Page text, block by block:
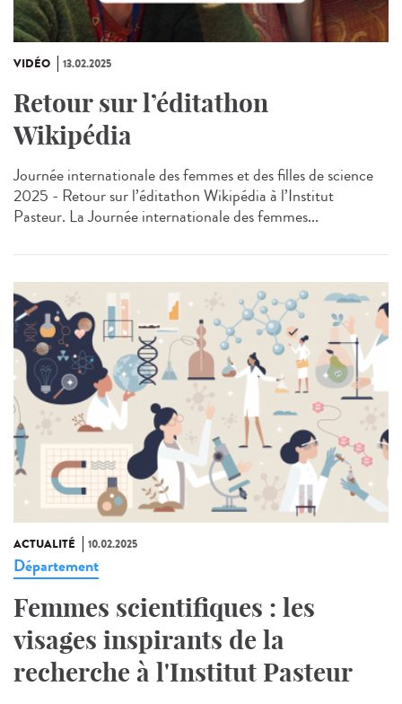
VIDÉO 13.02.2025
Retour sur l’éditathon
Wikipédia
Journée internationale des femmes et des filles de science
2025 - Retour sur l’éditathon Wikipédia à l’Institut
Pasteur. La Journée internationale des femmes...
ACTUALITÉ 10.02.2025
Département
Femmes scientifiques : les
visages inspirants de la
recherche à l'Institut Pasteur